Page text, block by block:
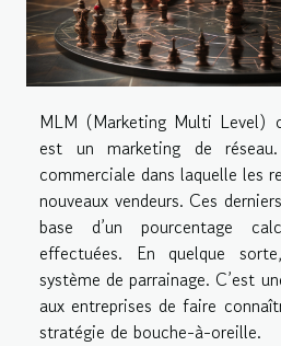
MLM (Marketing Multi Level)
est un marketing de
commerciale dans laquelle les
nouveaux vendeurs. Ces
base d’un pourcentage
effectuées. En quelque
système de parrainage. C’est
aux entreprises de faire
stratégie de bouche-à-oreille.